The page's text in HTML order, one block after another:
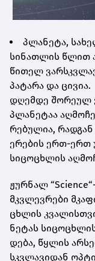
პლა­ნე­ტა,
სი­ნათ­ლის წლით
წი­თელ
პა­ტა­რა და ცი­ვია.
დღემ­დე შო­რე­ულ
პლა­ნე­ტაა
რე­ბუ­ლია,
ე­რე­ბის ერთ-ერთ
სი­ცო­ცხლის
ჟურ­ნალ
მკვლევ­რე­ბი
ცხლის
ნე­ტას
დე­ბა, წყლის
სკვლა­ვი­დან